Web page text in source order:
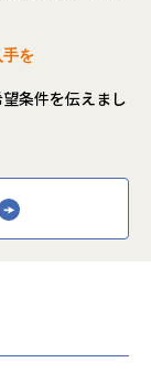
を
条件を伝えまし